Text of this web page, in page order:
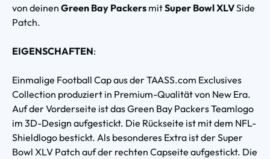
von deinen Green Bay Packers mitSuper Bowl XLVSide
Patch.
EIGENSCHAFTEN:
Einmalige Football Cap aus der TAASS.com Exclusives
Collection produziert in Premium-Qualität von New Era.
Auf der Vorderseite ist das Green Bay Packers Teamlogo
im 3D-Design aufgestickt. Die Rückseite ist mit dem NFL-
Shieldlogo bestickt. Als besonderes Extra ist der Super
Bowl XLV Patch auf der rechten Capseite aufgestickt. Die